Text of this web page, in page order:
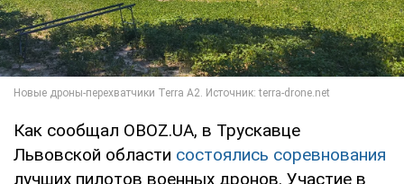
Как сообщал OBOZ.UA, в Трускавце
Львовской области состоялись соревнования
лучших пилотов военных дронов. Участие в